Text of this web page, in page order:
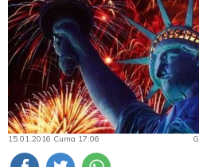
15.01.2016 Cuma 17:06